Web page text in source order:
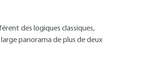
des logiques classiques,
panorama de plus de deux